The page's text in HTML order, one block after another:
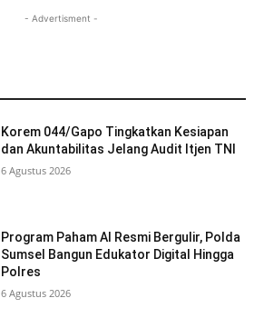
- Advertisment -
Korem 044/Gapo Tingkatkan Kesiapan
dan Akuntabilitas Jelang Audit Itjen TNI
6 Agustus 2026
Program Paham AI Resmi Bergulir, Polda
Sumsel Bangun Edukator Digital Hingga
Polres
6 Agustus 2026